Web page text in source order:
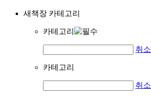
새책장 카테고리
카테고리
취소
카테고리
취소